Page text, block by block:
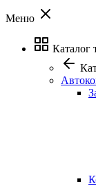
Меню
Каталог